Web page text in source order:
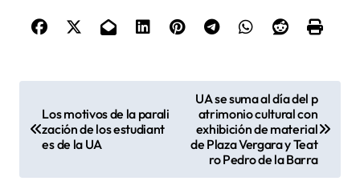
e
Los motivos de la parali
zación de los estudiant
es de la UA
UA se suma al día del p
atrimonio cultural con
exhibición de material
de Plaza Vergara y Teat
ro Pedro de la Barra